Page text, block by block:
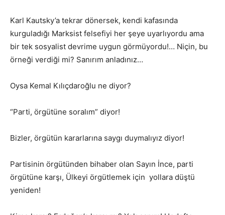
Karl Kautsky’a tekrar dönersek, kendi kafasında
kurguladığı Marksist felsefiyi her şeye uyarlıyordu ama
bir tek sosyalist devrime uygun görmüyordu!… Niçin, bu
örneği verdiği mi? Sanırım anladınız…
Oysa Kemal Kılıçdaroğlu ne diyor?
“Parti, örgütüne soralım” diyor!
Bizler, örgütün kararlarına saygı duymalıyız diyor!
Partisinin örgütünden bihaber olan Sayın İnce, parti
örgütüne karşı, Ülkeyi örgütlemek için yollara düştü
yeniden!